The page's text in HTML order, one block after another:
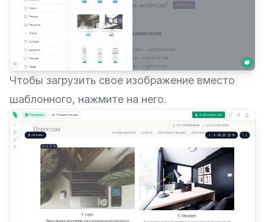
Чтобы загрузить свое изображение вместо
шаблонного, нажмите на него.